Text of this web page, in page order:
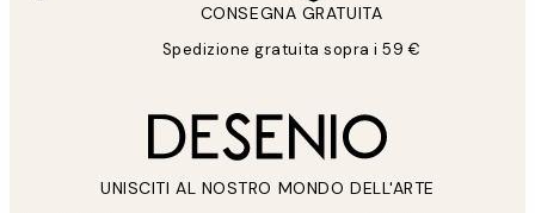
CONSEGNA GRATUITA
Spedizione gratuita sopra i 59 €
UNISCITI AL NOSTRO MONDO DELL'ARTE